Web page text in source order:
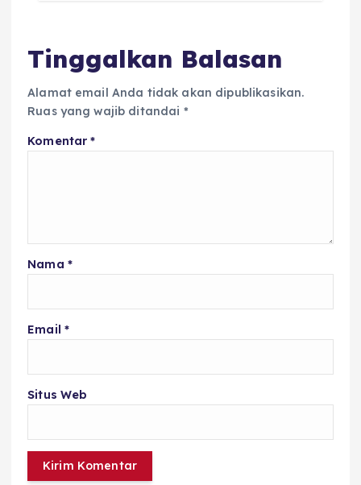
Tinggalkan Balasan
Alamat email Anda tidak akan dipublikasikan.
Ruas yang wajib ditandai *
Komentar*
Nama *
Email *
Situs Web